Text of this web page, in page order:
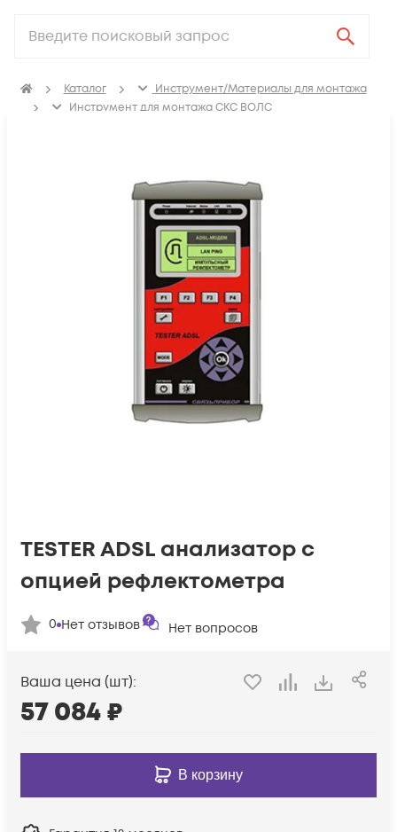
Каталог
Инструмент/Материалы для монтажа
Инструмент для монтажа СКС ВОЛС
TESTER ADSL анализатор с
опцией рефлектометра
0 Нет отзывов Нет вопросов
Ваша цена (шт):
57 084₽
В корзину